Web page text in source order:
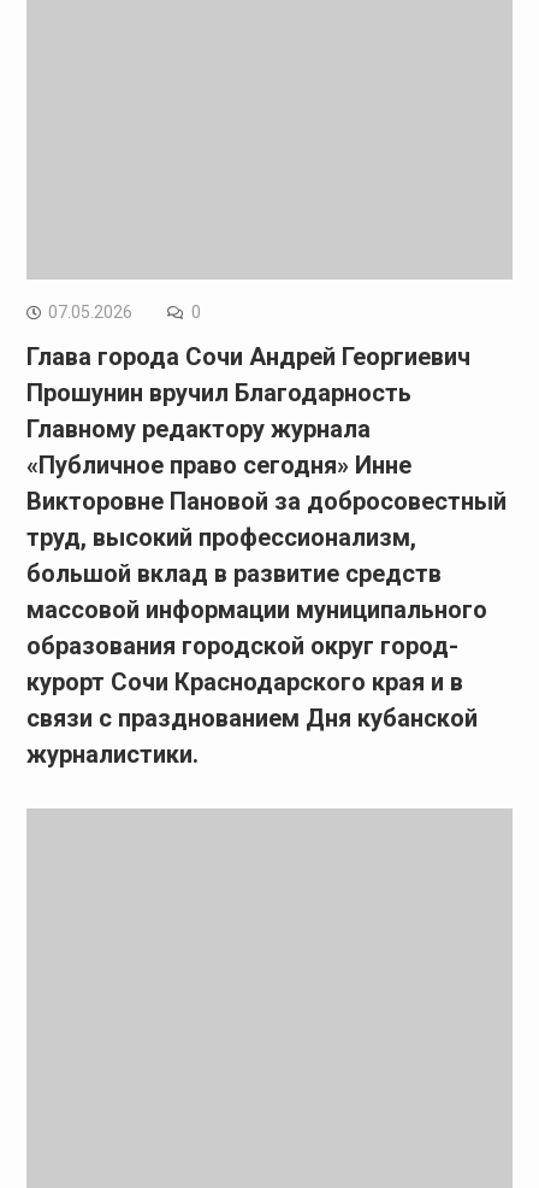
07.05.2026 0
Глава города Сочи Андрей Георгиевич
Прошунин вручил Благодарность
Главному редактору журнала
«Публичное право сегодня» Инне
Викторовне Пановой за добросовестный
труд, высокий профессионализм,
большой вклад в развитие средств
массовой информации муниципального
образования городской округ город-
курорт Сочи Краснодарского края и в
связи с празднованием Дня кубанской
журналистики.